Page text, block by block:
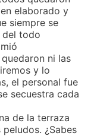
elaborado y
siempre se
del todo
ni las
y lo
el personal fue
secuestra cada
de la terraza
¿Sabes